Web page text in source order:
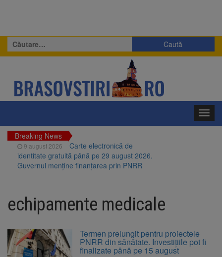
Caută
după:
Breaking News
9 august 2026
Carte electronică de
identitate gratuită până pe 29 august 2026.
Guvernul menține finanțarea prin PNRR
Brașovului vor fi restaurate. Contractul de
finanțare a fost semnat
propriul record mondial. Betty Bromage a
zburat din nou pe aripa unui avion
echipamente medicale
Termen prelungit pentru proiectele
PNRR din sănătate. Investițiile pot fi
finalizate până pe 15 august